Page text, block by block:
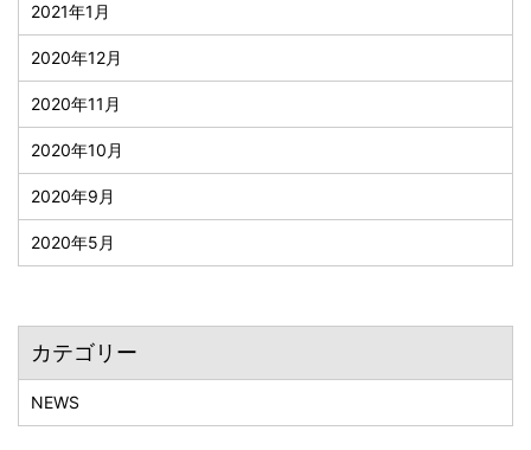
2021年1月
2020年12月
2020年11月
2020年10月
2020年9月
2020年5月
カテゴリー
NEWS